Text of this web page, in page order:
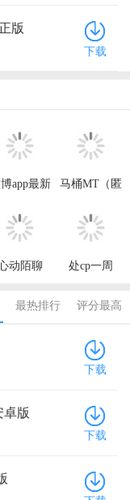
正版
下载
app最新
马桶MT（匿
动陌聊 处cp一周
最热排行 评分最高
下载
卓版
下载